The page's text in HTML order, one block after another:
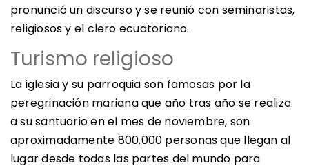
pronunció un discurso y se reunió con seminaristas,
religiosos y el clero ecuatoriano.
Turismo religioso
La iglesia y su parroquia son famosas por la
peregrinación mariana que año tras año se realiza
a su santuario en el mes de noviembre, son
aproximadamente 800.000 personas que llegan al
lugar desde todas las partes del mundo para